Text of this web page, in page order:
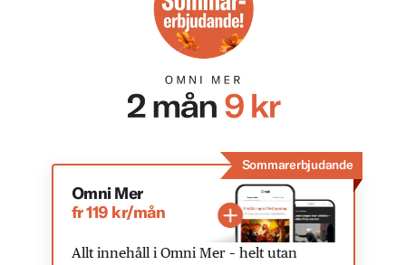
Sommarerbjudande
Omni Mer
fr 119 kr/mån
Allt innehåll i Omni Mer – helt utan